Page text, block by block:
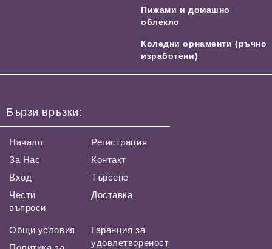
Пижами и домашно
облекло
Коледни орнаменти (ръчно
изработени)
Бързи връзки:
Начало
За Нас
Вход
Чести
въпроси
Регистрация
Контакт
Търсене
Доставка
Общи условия
Гаранция за
удовлетвореност